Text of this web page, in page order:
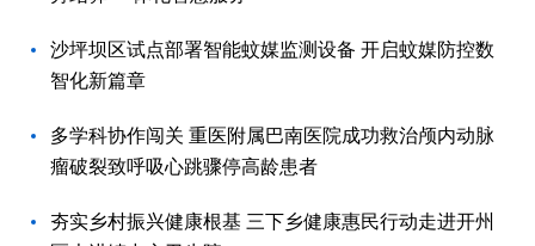
沙坪坝区试点部署智能蚊媒监测设备 开启蚊媒防控数
智化新篇章
多学科协作闯关 重医附属巴南医院成功救治颅内动脉
瘤破裂致呼吸心跳骤停高龄患者
夯实乡村振兴健康根基 三下乡健康惠民行动走进开州